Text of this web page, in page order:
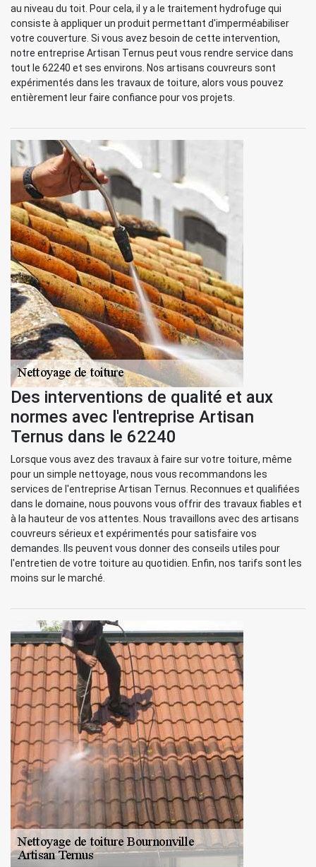
au niveau du toit. Pour cela, il y a le traitement hydrofuge qui
consiste à appliquer un produit permettant d'imperméabiliser
votre couverture. Si vous avez besoin de cette intervention,
notre entreprise Artisan Ternus peut vous rendre service dans
tout le 62240 et ses environs. Nos artisans couvreurs sont
expérimentés dans les travaux de toiture, alors vous pouvez
entièrement leur faire confiance pour vos projets.
Des interventions de qualité et aux
normes avec l'entreprise Artisan
Ternus dans le 62240
Lorsque vous avez des travaux à faire sur votre toiture, même
pour un simple nettoyage, nous vous recommandons les
services de l'entreprise Artisan Ternus. Reconnues et qualifiées
dans le domaine, nous pouvons vous offrir des travaux fiables et
à la hauteur de vos attentes. Nous travaillons avec des artisans
couvreurs sérieux et expérimentés pour satisfaire vos
demandes. Ils peuvent vous donner des conseils utiles pour
l'entretien de votre toiture au quotidien. Enfin, nos tarifs sont les
moins sur le marché.